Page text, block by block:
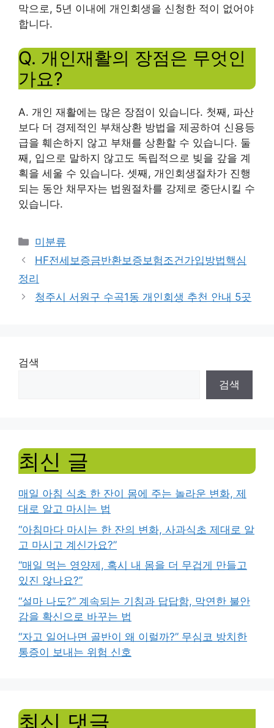
막으로, 5년 이내에 개인회생을 신청한 적이 없어야
합니다.
Q. 개인재활의 장점은 무엇인
가요?
A. 개인 재활에는 많은 장점이 있습니다. 첫째, 파산
보다 더 경제적인 부채상환 방법을 제공하여 신용등
급을 훼손하지 않고 부채를 상환할 수 있습니다. 둘
째, 입으로 말하지 않고도 독립적으로 빚을 갚을 계
획을 세울 수 있습니다. 셋째, 개인회생절차가 진행
되는 동안 채무자는 법원절차를 강제로 중단시킬 수
있습니다.
Categories
미분류
HF전세보증금반환보증보험조건가입방법핵심
정리
청주시 서원구 수곡1동 개인회생 추천 안내 5곳
검색
검색
최신 글
매일 아침 식초 한 잔이 몸에 주는 놀라운 변화, 제
대로 알고 마시는 법
“아침마다 마시는 한 잔의 변화, 사과식초 제대로 알
고 마시고 계신가요?”
“매일 먹는 영양제, 혹시 내 몸을 더 무겁게 만들고
있진 않나요?”
“설마 나도?” 계속되는 기침과 답답함, 막연한 불안
감을 확신으로 바꾸는 법
“자고 일어나면 골반이 왜 이럴까?” 무심코 방치한
통증이 보내는 위험 신호
최신 댓글